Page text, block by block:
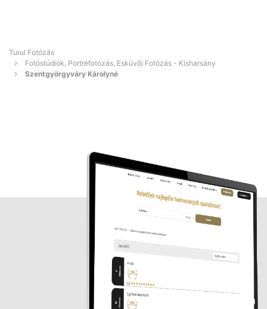
Turul Fotózás
Fotóstúdiók, Portréfotózás, Esküvői Fotózás - Kisharsány
Szentgyörgyváry Károlyné